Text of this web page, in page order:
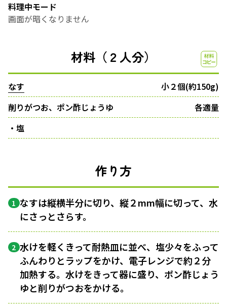
料理中モード
画面が暗くなりません
材料（２人分）
なす
小２個(約150g)
削りがつお、ポン酢じょうゆ
各適量
・塩
作り方
1 なすは縦横半分に切り、縦２mm幅に切って、水
にさっとさらす。
2 水けを軽くきって耐熱皿に並べ、塩少々をふって
ふんわりとラップをかけ、電子レンジで約２分
加熱する。水けをきって器に盛り、ポン酢じょう
ゆと削りがつおをかける。